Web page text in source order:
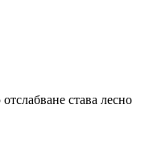
става лесно